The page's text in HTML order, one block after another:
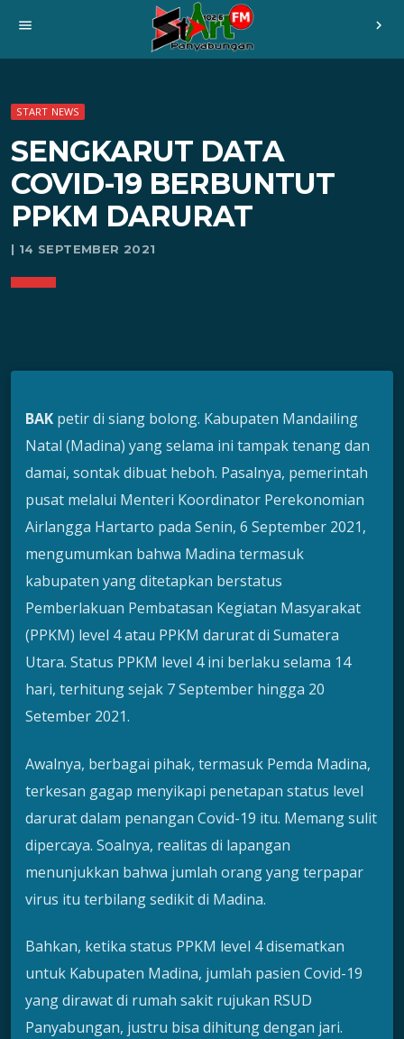
menu chevron_right
START NEWS
SENGKARUT DATA
COVID-19 BERBUNTUT
PPKM DARURAT
| 14 SEPTEMBER 2021
BAK petir di siang bolong. Kabupaten Mandailing
Natal (Madina) yang selama ini tampak tenang dan
damai, sontak dibuat heboh. Pasalnya, pemerintah
pusat melalui Menteri Koordinator Perekonomian
Airlangga Hartarto pada Senin, 6 September 2021,
mengumumkan bahwa Madina termasuk
kabupaten yang ditetapkan berstatus
Pemberlakuan Pembatasan Kegiatan Masyarakat
(PPKM) level 4 atau PPKM darurat di Sumatera
Utara. Status PPKM level 4 ini berlaku selama 14
hari, terhitung sejak 7 September hingga 20
Setember 2021.
Awalnya, berbagai pihak, termasuk Pemda Madina,
terkesan gagap menyikapi penetapan status level
darurat dalam penangan Covid-19 itu. Memang sulit
dipercaya. Soalnya, realitas di lapangan
menunjukkan bahwa jumlah orang yang terpapar
virus itu terbilang sedikit di Madina.
Bahkan, ketika status PPKM level 4 disematkan
untuk Kabupaten Madina, jumlah pasien Covid-19
yang dirawat di rumah sakit rujukan RSUD
Panyabungan, justru bisa dihitung dengan jari.